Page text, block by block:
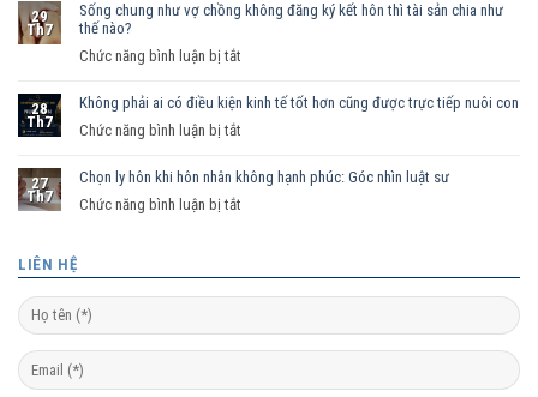
nữ
vợ
trường
pháp
luật
nhận
29
Th7
Sống chung như vợ chồng không đăng ký kết hôn thì tài sản chia như
thế nào?
Chức năng bình luận bị tắt
chung
chồng
hôn
chia
28
Th7
Không phải ai có điều kiện kinh tế tốt hơn cũng được trực tiếp nuôi con
Chức năng bình luận bị tắt
phải
kiện
kinh
cũng
27
Th7
Chọn ly hôn khi hôn nhân không hạnh phúc: Góc nhìn luật sư
Chức năng bình luận bị tắt
hôn
khi
nhân
LIÊN HỆ